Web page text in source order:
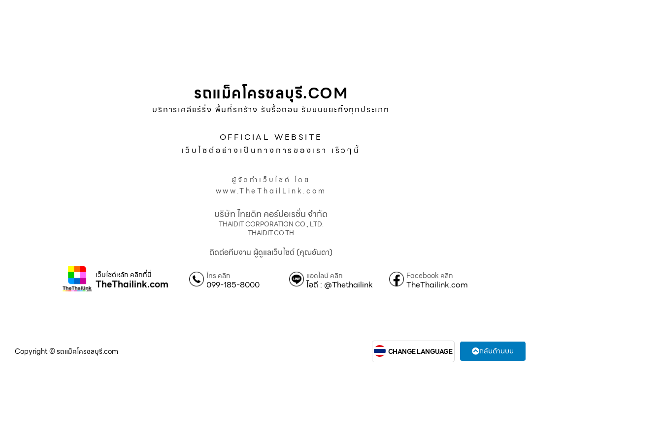
รถแม็คโครชลบุรี.COM
บริการเคลียร์ริ่ง พื้นที่รกร้าง รับรื้อถอน รับขนขยะทิ้งทุกประเภท
OFFICIAL WEBSITE
เว็บไซต์อย่างเป็นทางการของเรา เร็วๆนี้
ผู้จัดทำเว็บไซต์ โดย
www.TheThailLink.com
บริษัท ไทยดิท คอร์ปอเรชั่น จำกัด
THAIDIT CORPORATION CO., LTD.
THAIDIT.CO.TH
ติดต่อทีมงาน ผู้ดูแลเว็บไซต์ (คุณอันดา)
เว็บไซต์หลัก คลิกที่นี่
TheThailink.com
โทร คลิก
099-185-8000
แอดไลน์ คลิก
ไอดี : @Thethailink
Facebook คลิก
TheThailink.com
Copyright © รถแม็คโครชลบุรี.com CHANGE LANGUAGE กลับด้านบน